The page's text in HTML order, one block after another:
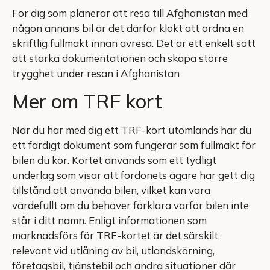
För dig som planerar att resa till Afghanistan med
någon annans bil är det därför klokt att ordna en
skriftlig fullmakt innan avresa. Det är ett enkelt sätt
att stärka dokumentationen och skapa större
trygghet under resan i Afghanistan
Mer om TRF kort
När du har med dig ett TRF-kort utomlands har du
ett färdigt dokument som fungerar som fullmakt för
bilen du kör. Kortet används som ett tydligt
underlag som visar att fordonets ägare har gett dig
tillstånd att använda bilen, vilket kan vara
värdefullt om du behöver förklara varför bilen inte
står i ditt namn. Enligt informationen som
marknadsförs för TRF-kortet är det särskilt
relevant vid utlåning av bil, utlandskörning,
företagsbil, tjänstebil och andra situationer där